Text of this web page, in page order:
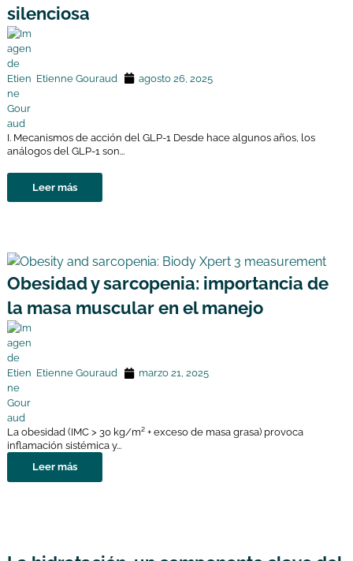
silenciosa
Etienne Gouraud agosto 26, 2025
I. Mecanismos de acción del GLP-1 Desde hace algunos años, los
análogos del GLP-1 son...
Leer más
Obesidad y sarcopenia: importancia de
la masa muscular en el manejo
Etienne Gouraud marzo 21, 2025
La obesidad (IMC > 30 kg/m² + exceso de masa grasa) provoca
inflamación sistémica y...
Leer más